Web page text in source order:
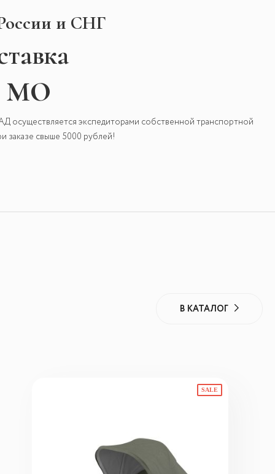
и СНГ
МО
осуществляется экспедиторами собственной транспортной
заказе свыше 5000 рублей!
В КАТАЛОГ
SALE